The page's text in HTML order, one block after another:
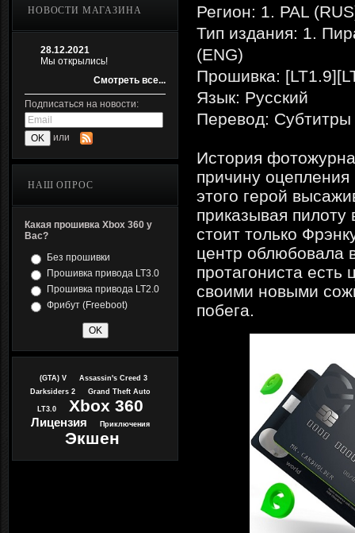
НОВОСТИ МАГАЗИНА
28.12.2021
Мы открылись!
Смотреть все...
Подписаться на новости:
или
НАШ ОПРОС
Какая прошивка Xbox 360 у
Вас?
Без прошивки
Прошивка привода LT3.0
Прошивка привода LT2.0
Фрибут (Freeboot)
(GTA) V
Assassin's Creed 3
Darksiders 2
Grand Theft Auto
LT3.0 Xbox 360
Лицензия Приключения
Экшен
Регион: 1. PAL
Тип издания: 1.
(ENG)
Прошивка:
Язык: Русский
Перевод: Субтитры
История
причину
этого герой
приказывая пилоту
стоит только
центр облюбовала
протагониста есть
своими новыми
побега.